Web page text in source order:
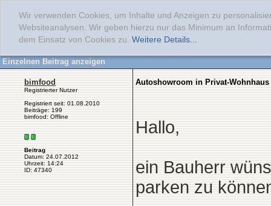
Wir verwenden Cookies, um Inhalte und Anzeigen zu
Websiteanalysen. Wir geben hierzu nur das Minimum an
dem Einsatz von Cookies zu. Weitere Details...
Einzelnen Beitrag anzeigen
bimfood
Registrierter Nutzer
Registriert seit: 01.08.2010
Beiträge: 199
bimfood: Offline
Beitrag
Datum: 24.07.2012
Uhrzeit: 14:24
ID: 47340
Autoshowroom in Privat-Wohnhaus
Hallo,
ein Bauherr
parken zu